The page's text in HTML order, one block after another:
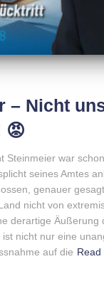
– Nicht
😡
Steinmeier war
seines Amtes
genauer
nicht von
derartige Äußerung
nicht nur eine
auf die Read